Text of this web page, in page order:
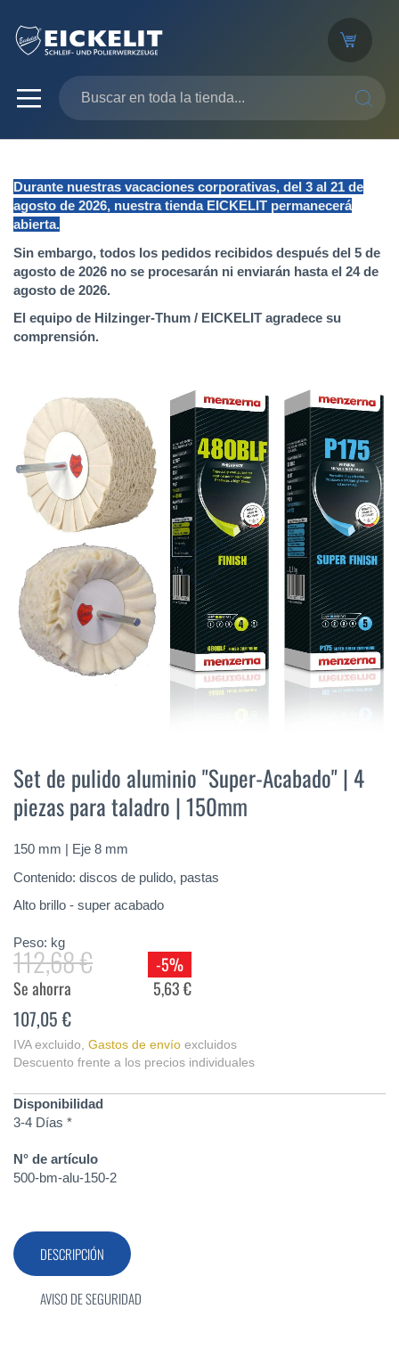
Durante nuestras vacaciones corporativas, del 3 al 21 de
agosto de 2026, nuestra tienda EICKELIT permanecerá
abierta.
Sin embargo, todos los pedidos recibidos después del 5 de
agosto de 2026 no se procesarán ni enviarán hasta el 24 de
agosto de 2026.
El equipo de Hilzinger-Thum / EICKELIT agradece su
comprensión.
galería
de
imágenes
comienzo
de
la
de
imágenes
Set de pulido aluminio "Super-Acabado" | 4
piezas para taladro | 150mm
150 mm | Eje 8 mm
Contenido: discos de pulido, pastas
Alto brillo - super acabado
Peso: kg
112,68 €
-5%
Se ahorra
5,63 €
107,05 €
IVA excluido, Gastos de envío excluidos
Descuento frente a los precios individuales
Disponibilidad
3-4 Días *
N° de artículo
500-bm-alu-150-2
DESCRIPCIÓN
AVISO DE SEGURIDAD